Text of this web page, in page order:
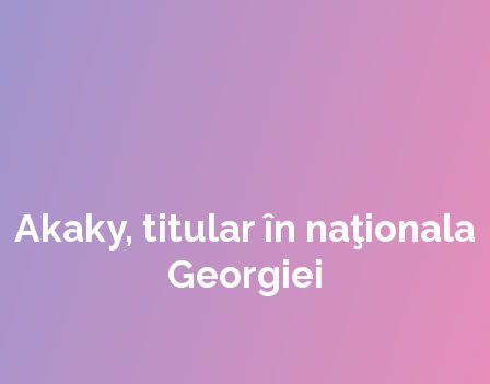
Akaky, titular în naţionala
Georgiei